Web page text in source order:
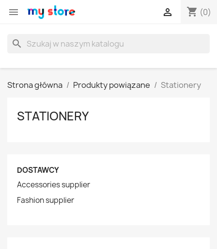
 shopping_cart (0)

search
Strona główna Produkty powiązane Stationery
STATIONERY
DOSTAWCY
Accessories supplier
Fashion supplier